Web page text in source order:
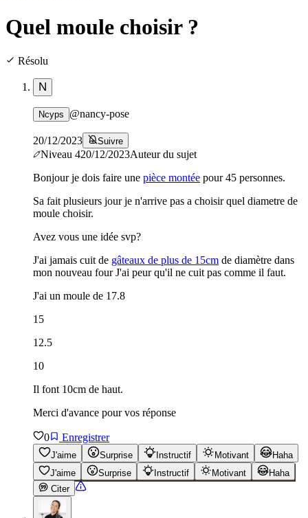
Quel moule choisir ?
Résolu
N
Ncyps @nancy-pose
20/12/2023 Suivre
Niveau 420/12/2023Auteur du sujet
Bonjour je dois faire une pièce montée pour 45 personnes.
Sa fait plusieurs jour je n'arrive pas a choisir quel diametre de
moule choisir.
Avez vous une idée svp?
J'ai jamais cuit de gâteaux de plus de 15cm de diamètre dans
mon nouveau four J'ai peur qu'il ne cuit pas comme il faut.
J'ai un moule de 17.8
15
12.5
10
Il font 10cm de haut.
Merci d'avance pour vos réponse
0 Enregistrer
J'aime Surprise Instructif Motivant
Haha
J'aime
Surprise Instructif Motivant
Haha
Citer